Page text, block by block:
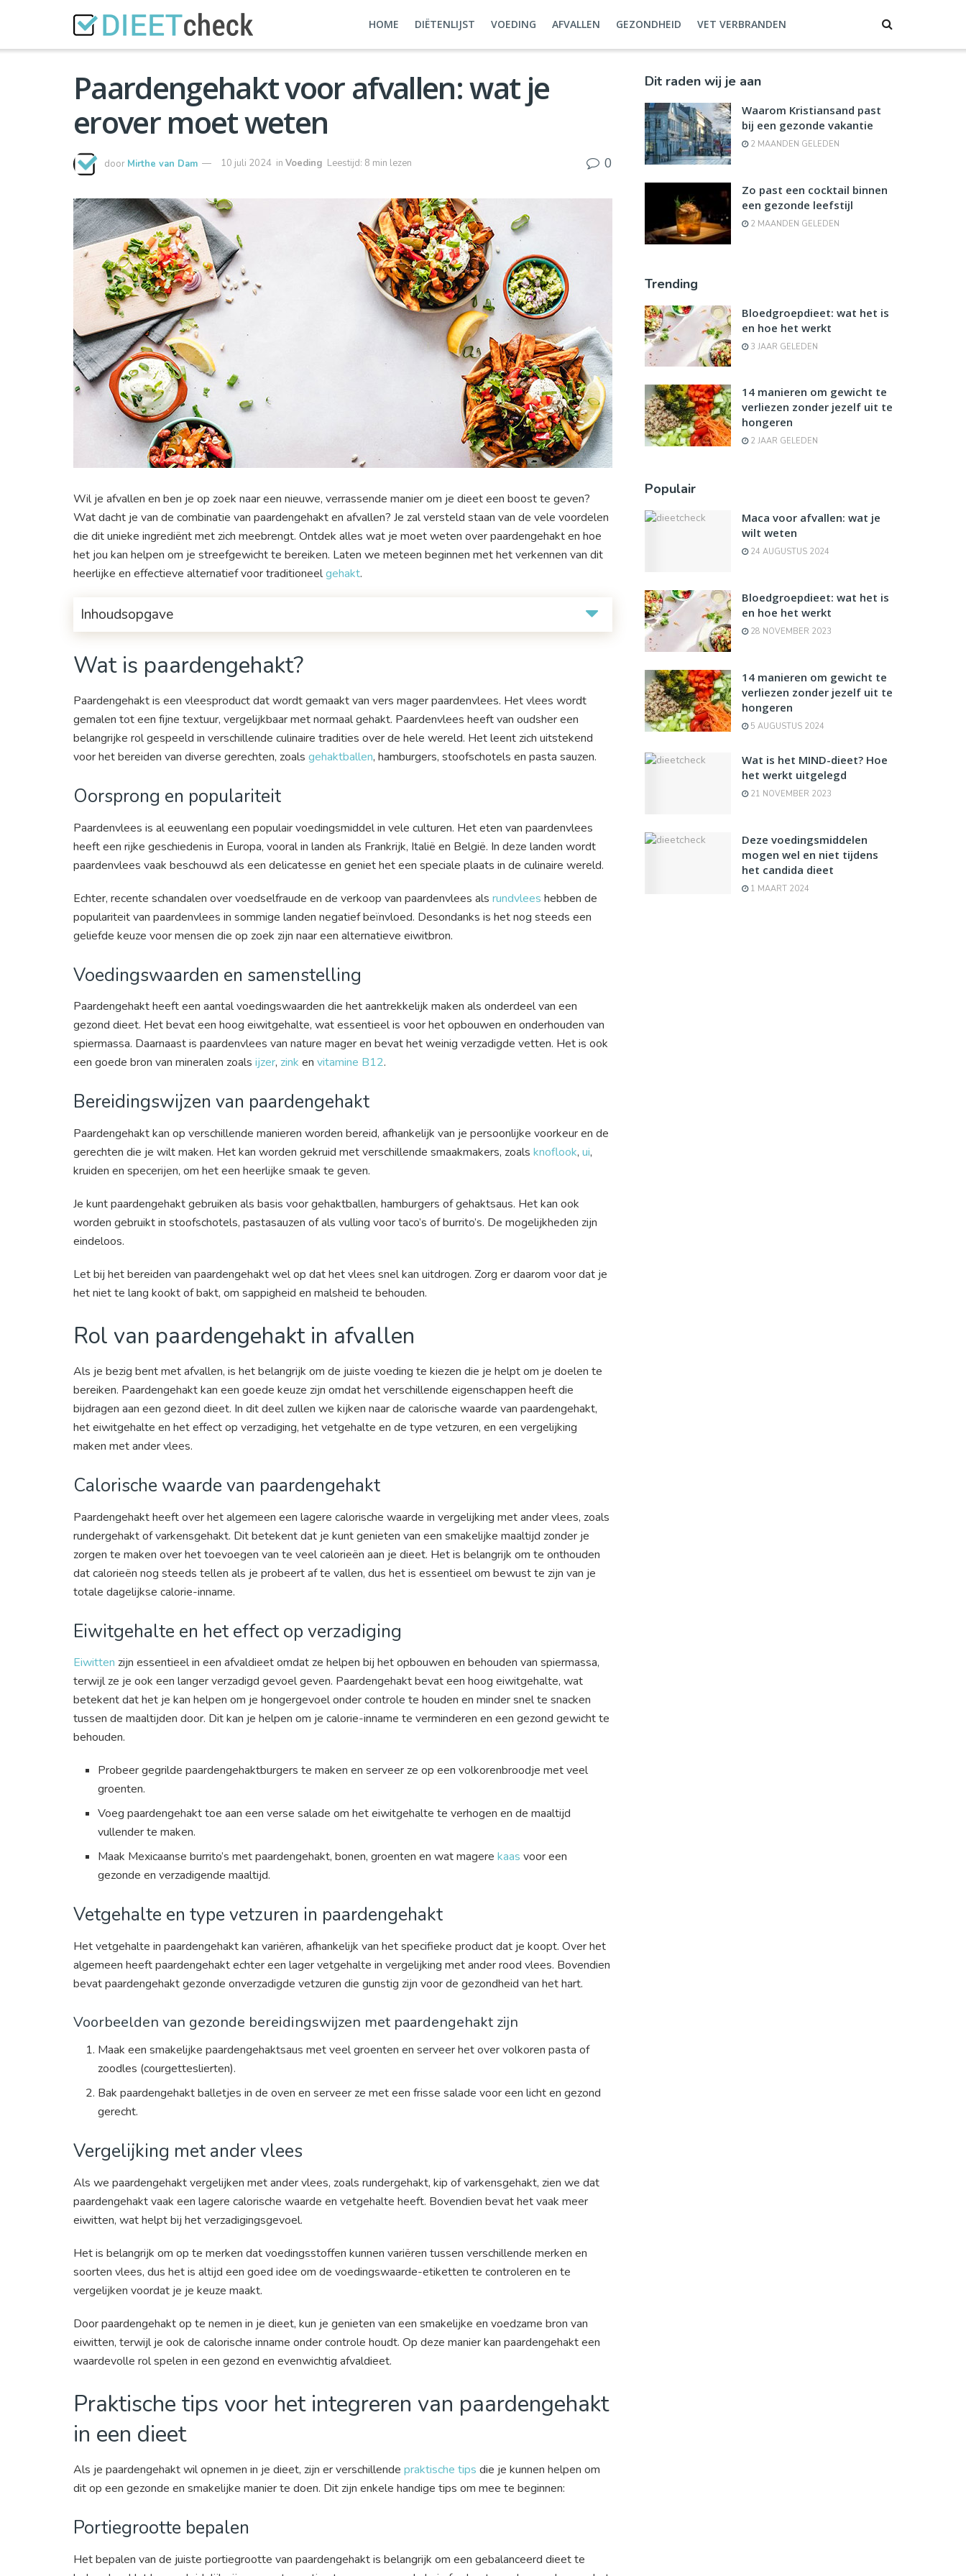
HOME DIËTENLIJST VOEDING AFVALLEN GEZONDHEID VET VERBRANDEN
Paardengehakt voor afvallen: wat je
erover moet weten
door Mirthe van Dam 10 juli 2024 in Voeding Leestijd: 8 min lezen 0
Wil je afvallen en ben je op zoek naar een nieuwe, verrassende manier om je dieet een boost te geven?
Wat dacht je van de combinatie van paardengehakt en afvallen? Je zal versteld staan van de vele voordelen
die dit unieke ingrediënt met zich meebrengt. Ontdek alles wat je moet weten over paardengehakt en hoe
het jou kan helpen om je streefgewicht te bereiken. Laten we meteen beginnen met het verkennen van dit
heerlijke en effectieve alternatief voor traditioneelgehakt.
Inhoudsopgave
Wat is paardengehakt?
Paardengehakt is een vleesproduct dat wordt gemaakt van vers mager paardenvlees. Het vlees wordt
gemalen tot een fijne textuur, vergelijkbaar met normaal gehakt. Paardenvlees heeft van oudsher een
belangrijke rol gespeeld in verschillende culinaire tradities over de hele wereld. Het leent zich uitstekend
voor het bereiden van diverse gerechten, zoals gehaktballen, hamburgers, stoofschotels en pasta sauzen.
Oorsprong en populariteit
Paardenvlees is al eeuwenlang een populair voedingsmiddel in vele culturen. Het eten van paardenvlees
heeft een rijke geschiedenis in Europa, vooral in landen als Frankrijk, Italië en België. In deze landen wordt
paardenvlees vaak beschouwd als een delicatesse en geniet het een speciale plaats in de culinaire wereld.
Echter, recente schandalen over voedselfraude en de verkoop van paardenvlees als rundvlees hebben de
populariteit van paardenvlees in sommige landen negatief beïnvloed. Desondanks is het nog steeds een
geliefde keuze voor mensen die op zoek zijn naar een alternatieve eiwitbron.
Voedingswaarden en samenstelling
Paardengehakt heeft een aantal voedingswaarden die het aantrekkelijk maken als onderdeel van een
gezond dieet. Het bevat een hoog eiwitgehalte, wat essentieel is voor het opbouwen en onderhouden van
spiermassa. Daarnaast is paardenvlees van nature mager en bevat het weinig verzadigde vetten. Het is ook
een goede bron van mineralen zoals ijzer, zink en vitamine B12.
Bereidingswijzen van paardengehakt
Paardengehakt kan op verschillende manieren worden bereid, afhankelijk van je persoonlijke voorkeur en de
gerechten die je wilt maken. Het kan worden gekruid met verschillende smaakmakers, zoals knoflook, ui,
kruiden en specerijen, om het een heerlijke smaak te geven.
Je kunt paardengehakt gebruiken als basis voor gehaktballen, hamburgers of gehaktsaus. Het kan ook
worden gebruikt in stoofschotels, pastasauzen of als vulling voor taco’s of burrito’s. De mogelijkheden zijn
eindeloos.
Let bij het bereiden van paardengehakt wel op dat het vlees snel kan uitdrogen. Zorg er daarom voor dat je
het niet te lang kookt of bakt, om sappigheid en malsheid te behouden.
Rol van paardengehakt in afvallen
Als je bezig bent met afvallen, is het belangrijk om de juiste voeding te kiezen die je helpt om je doelen te
bereiken. Paardengehakt kan een goede keuze zijn omdat het verschillende eigenschappen heeft die
bijdragen aan een gezond dieet. In dit deel zullen we kijken naar de calorische waarde van paardengehakt,
het eiwitgehalte en het effect op verzadiging, het vetgehalte en de type vetzuren, en een vergelijking
maken met ander vlees.
Calorische waarde van paardengehakt
Paardengehakt heeft over het algemeen een lagere calorische waarde in vergelijking met ander vlees, zoals
rundergehakt of varkensgehakt. Dit betekent dat je kunt genieten van een smakelijke maaltijd zonder je
zorgen te maken over het toevoegen van te veel calorieën aan je dieet. Het is belangrijk om te onthouden
dat calorieën nog steeds tellen als je probeert af te vallen, dus het is essentieel om bewust te zijn van je
totale dagelijkse calorie-inname.
Eiwitgehalte en het effect op verzadiging
Eiwitten zijn essentieel in een afvaldieet omdat ze helpen bij het opbouwen en behouden van spiermassa,
terwijl ze je ook een langer verzadigd gevoel geven. Paardengehakt bevat een hoog eiwitgehalte, wat
betekent dat het je kan helpen om je hongergevoel onder controle te houden en minder snel te snacken
tussen de maaltijden door. Dit kan je helpen om je calorie-inname te verminderen en een gezond gewicht te
behouden.
Probeer gegrilde paardengehaktburgers te maken en serveer ze op een volkorenbroodje met veel
groenten.
Voeg paardengehakt toe aan een verse salade om het eiwitgehalte te verhogen en de maaltijd
vullender te maken.
Maak Mexicaanse burrito’s met paardengehakt, bonen, groenten en wat magerekaas voor een
gezonde en verzadigende maaltijd.
Vetgehalte en type vetzuren in paardengehakt
Het vetgehalte in paardengehakt kan variëren, afhankelijk van het specifieke product dat je koopt. Over het
algemeen heeft paardengehakt echter een lager vetgehalte in vergelijking met ander rood vlees. Bovendien
bevat paardengehakt gezonde onverzadigde vetzuren die gunstig zijn voor de gezondheid van het hart.
Voorbeelden van gezonde bereidingswijzen met paardengehakt zijn
Maak een smakelijke paardengehaktsaus met veel groenten en serveer het over volkoren pasta of
zoodles (courgetteslierten).
Bak paardengehakt balletjes in de oven en serveer ze met een frisse salade voor een licht en gezond
gerecht.
Vergelijking met ander vlees
Als we paardengehakt vergelijken met ander vlees, zoals rundergehakt, kip of varkensgehakt, zien we dat
paardengehakt vaak een lagere calorische waarde en vetgehalte heeft. Bovendien bevat het vaak meer
eiwitten, wat helpt bij het verzadigingsgevoel.
Het is belangrijk om op te merken dat voedingsstoffen kunnen variëren tussen verschillende merken en
soorten vlees, dus het is altijd een goed idee om de voedingswaarde-etiketten te controleren en te
vergelijken voordat je je keuze maakt.
Door paardengehakt op te nemen in je dieet, kun je genieten van een smakelijke en voedzame bron van
eiwitten, terwijl je ook de calorische inname onder controle houdt. Op deze manier kan paardengehakt een
waardevolle rol spelen in een gezond en evenwichtig afvaldieet.
Praktische tips voor het integreren van paardengehakt
in een dieet
Als je paardengehakt wil opnemen in je dieet, zijn er verschillende praktische tips die je kunnen helpen om
dit op een gezonde en smakelijke manier te doen. Dit zijn enkele handige tips om mee te beginnen:
Portiegrootte bepalen
Het bepalen van de juiste portiegrootte van paardengehakt is belangrijk om een gebalanceerd dieet te
Dit raden wij je aan
Waarom Kristiansand past
bij een gezonde vakantie
2 MAANDEN GELEDEN
Zo past een cocktail binnen
een gezonde leefstijl
2 MAANDEN GELEDEN
Trending
Bloedgroepdieet: wat het is
en hoe het werkt
3 JAAR GELEDEN
14 manieren om gewicht te
verliezen zonder jezelf uit te
hongeren
2 JAAR GELEDEN
Populair
Maca voor afvallen: wat je
wilt weten
24 AUGUSTUS 2024
Bloedgroepdieet: wat het is
en hoe het werkt
28 NOVEMBER 2023
14 manieren om gewicht te
verliezen zonder jezelf uit te
hongeren
5 AUGUSTUS 2024
Wat is het MIND-dieet? Hoe
het werkt uitgelegd
21 NOVEMBER 2023
Deze voedingsmiddelen
mogen wel en niet tijdens
het candida dieet
1 MAART 2024